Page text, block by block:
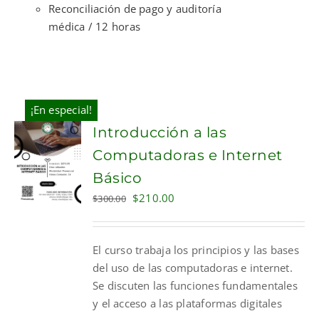
Reconciliación de pago y auditoría
médica / 12 horas
¡En especial!
ADD TO
Introducción a las
Computadoras e Internet
Básico
$300.00 Original
$300.00.
$210.00
$210.00.
El curso trabaja los principios y las bases
del uso de las computadoras e internet.
Se discuten las funciones fundamentales
y el acceso a las plataformas digitales